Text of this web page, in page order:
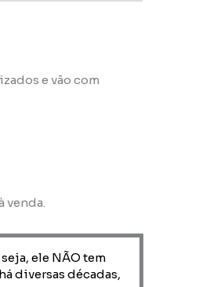
e vão com
venda.
ele NÃO tem
diversas décadas,